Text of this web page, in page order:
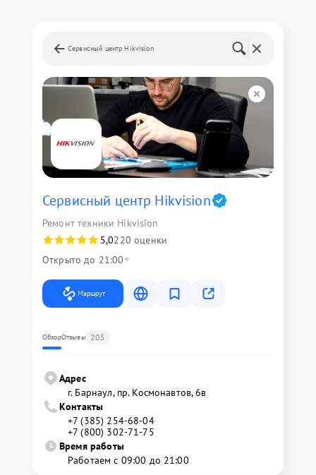
Сервисный центр Hikvision
Сервисный центр Hikvision
Ремонт техники Hikvision
5,0220 оценки
Открыто до 21:00
Маршрут
ОбзорОтзывы 205
Адрес
г. Барнаул, ​пр. Космонавтов, 6в
Контакты
+7 (385) 254-68-04
+7 (800) 302-71-75
Время работы
Работаем с 09:00 до 21:00